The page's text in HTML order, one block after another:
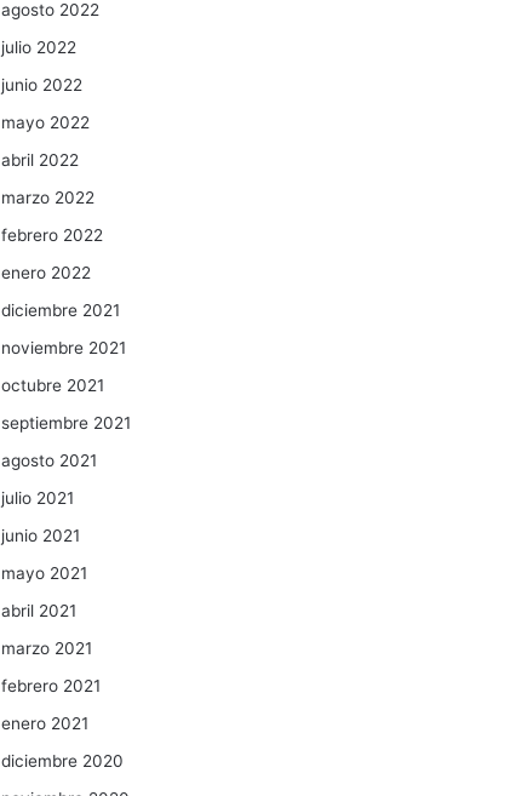
agosto 2022
julio 2022
junio 2022
mayo 2022
abril 2022
marzo 2022
febrero 2022
enero 2022
diciembre 2021
noviembre 2021
octubre 2021
septiembre 2021
agosto 2021
julio 2021
junio 2021
mayo 2021
abril 2021
marzo 2021
febrero 2021
enero 2021
diciembre 2020